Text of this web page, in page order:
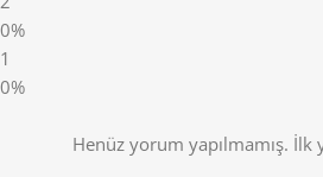
0%
1
0%
Henüz yorum yapılmamış. İlk